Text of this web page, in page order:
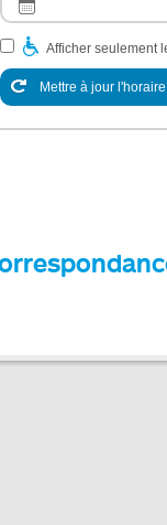
Afficher seulement
Mettre à jour l'horaire